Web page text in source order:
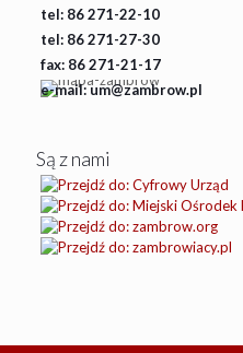
tel: 86 271-22-10
tel: 86 271-27-30
fax: 86 271-21-17
e-mail: um@zambrow.pl
Są z nami